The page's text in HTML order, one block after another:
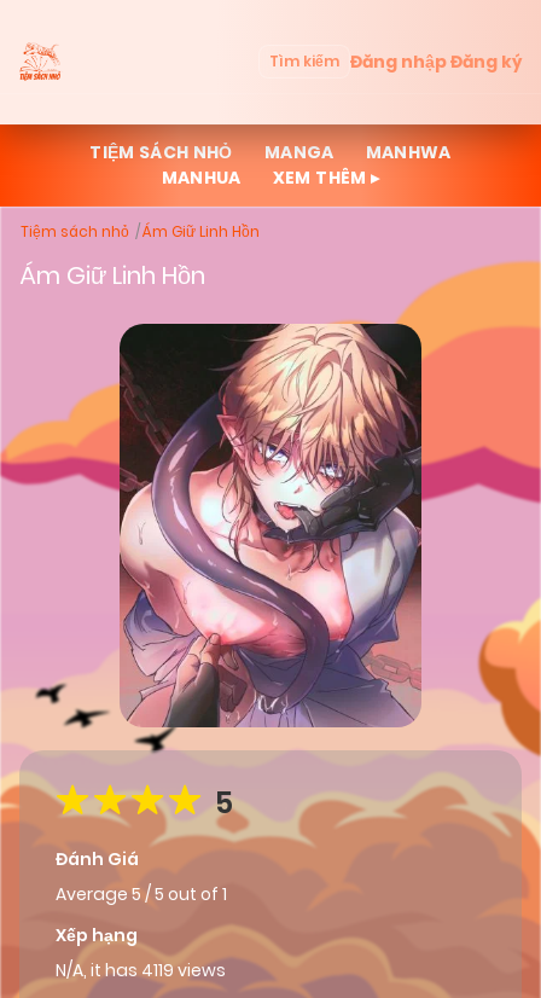
Tìm kiếm Đăng nhậpĐăng ký
TIỆM SÁCH NHỎ MANGA
MANHWA
MANHUA
XEM THÊM ▸
Tiệm sách nhỏ Ám Giữ Linh Hồn
Ám Giữ Linh Hồn
5
Đánh Giá
Average 5 /5 out of 1
Xếp hạng
N/A, it has 4119 views